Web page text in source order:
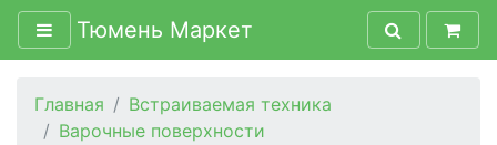
Тюмень Маркет
Главная
Встраиваемая техника
Варочные поверхности